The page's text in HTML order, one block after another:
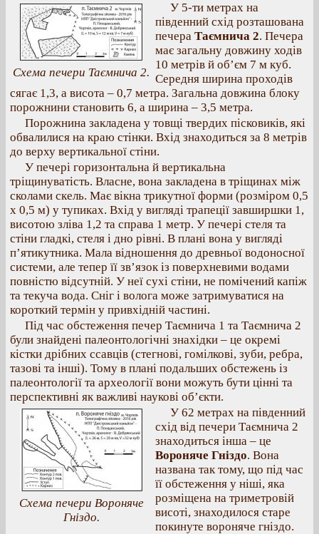
Схема печери Таємнича 2.
У 5-ти метрах на
південний схід розташована
печера Таємнича 2. Печера
має загальну довжину ходів
10 метрів й об’єм 7 м куб.
Середня ширина проходів
сягає 1,3, а висота – 0,7 метра. Загальна довжина блоку
порожнини становить 6, а ширина – 3,5 метра.
Порожнина закладена у товщі твердих пісковиків, які
обвалилися на краю стінки. Вхід знаходиться за 8 метрів
до верху вертикальної стіни.
У печері горизонтальна й вертикальна
тріщинуватість. Власне, вона закладена в тріщинах між
сколами скель. Має вікна трикутної форми (розміром 0,5
x 0,5 м) у тупиках. Вхід у вигляді трапеції завширшки 1,
висотою зліва 1,2 та справа 1 метр. У печері стеля та
стіни гладкі, стеля і дно рівні. В плані вона у вигляді
п’ятикутника. Мала відношення до древньої водоносної
системи, але тепер її зв’язок із поверхневими водами
повністю відсутній. У неї сухі стіни, не помічений капіж
та текуча вода. Сніг і волога може затримуватися на
короткий термін у привхідній частині.
Під час обстеження печер Таємнича 1 та Таємнича 2
були знайдені палеонтологічні знахідки – це окремі
кістки дрібних ссавців (стегнові, гомілкові, зуби, ребра,
тазові та інші). Тому в плані подальших обстежень із
палеонтології та археології вони можуть бути цінні та
перспективні як важливі наукові об’єкти.
Схема печери Вороняче
Гніздо.
У 62 метрах на південний
схід від печери Таємнича 2
знаходиться інша – це
Вороняче Гніздо. Вона
названа так тому, що під час
її обстеження у ніші, яка
розміщена на триметровій
висоті, знаходилося старе
покинуте вороняче гніздо.